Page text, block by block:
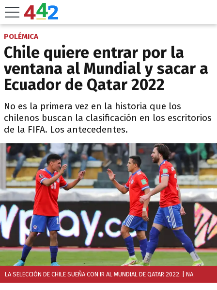
POLÉMICA
Chile quiere entrar por la
ventana al Mundial y sacar a
Ecuador de Qatar 2022
No es la primera vez en la historia que los
chilenos buscan la clasificación en los escritorios
de la FIFA. Los antecedentes.
LA SELECCIÓN DE CHILE SUEÑA CON IR AL MUNDIAL DE QATAR 2022. | NA